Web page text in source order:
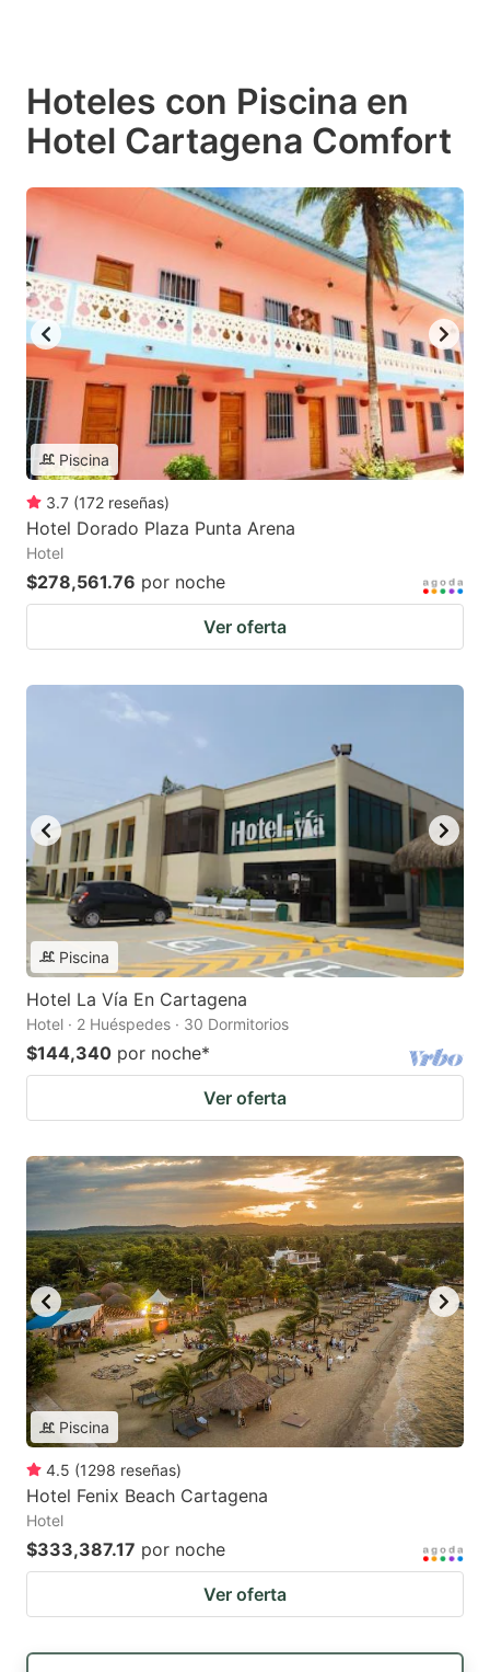
Hoteles con Piscina en
Hotel Cartagena Comfort
Piscina
3.7 (172 reseñas)
Hotel Dorado Plaza Punta Arena
Hotel
$278,561.76 por noche
Ver oferta
Piscina
Hotel La Vía En Cartagena
Hotel · 2 Huéspedes · 30 Dormitorios
$144,340 por noche*
Ver oferta
Piscina
4.5 (1298 reseñas)
Hotel Fenix Beach Cartagena
Hotel
$333,387.17 por noche
Ver oferta